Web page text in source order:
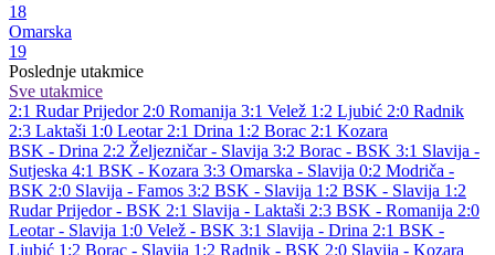
18
Omarska
19
Poslednje utakmice
Sve utakmice
2:1 Rudar Prijedor 2:0 Romanija 3:1 Velež 1:2 Ljubić 2:0 Radnik
2:3 Laktaši 1:0 Leotar 2:1 Drina 1:2 Borac 2:1 Kozara
BSK - Drina 2:2 Željezničar - Slavija 3:2 Borac - BSK 3:1 Slavija -
Sutjeska 4:1 BSK - Kozara 3:3 Omarska - Slavija 0:2 Modriča -
BSK 2:0 Slavija - Famos 3:2 BSK - Slavija 1:2 BSK - Slavija 1:2
Rudar Prijedor - BSK 2:1 Slavija - Laktaši 2:3 BSK - Romanija 2:0
Leotar - Slavija 1:0 Velež - BSK 3:1 Slavija - Drina 2:1 BSK -
Ljubić 1:2 Borac - Slavija 1:2 Radnik - BSK 2:0 Slavija - Kozara